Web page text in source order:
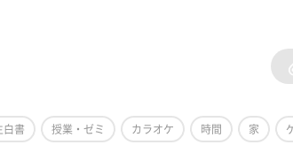
白書 授業・ゼミ カラオケ 時間 家